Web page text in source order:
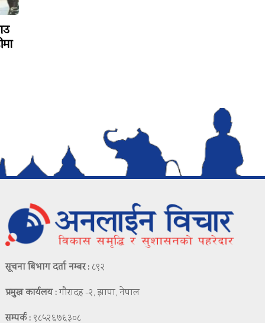
सूचना बिभाग दर्ता नम्बर : ८९२
प्रमुख कार्यलय :गौरादह -२, झापा, नेपाल
सम्पर्क : ९८५२६७६३०८